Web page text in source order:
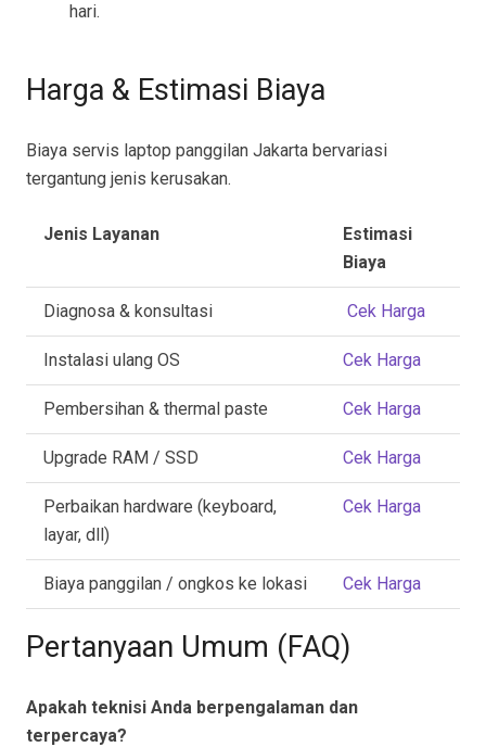
hari.
Harga & Estimasi Biaya
Biaya servis laptop panggilan Jakarta bervariasi
tergantung jenis kerusakan.
Jenis Layanan
Estimasi
Biaya
Diagnosa & konsultasi Cek Harga
Instalasi ulang OS Cek Harga
Pembersihan & thermal paste Cek Harga
Upgrade RAM / SSD Cek Harga
Perbaikan hardware (keyboard,
layar, dll)
Cek Harga
Biaya panggilan / ongkos ke lokasi Cek Harga
Pertanyaan Umum (FAQ)
Apakah teknisi Anda berpengalaman dan
terpercaya?